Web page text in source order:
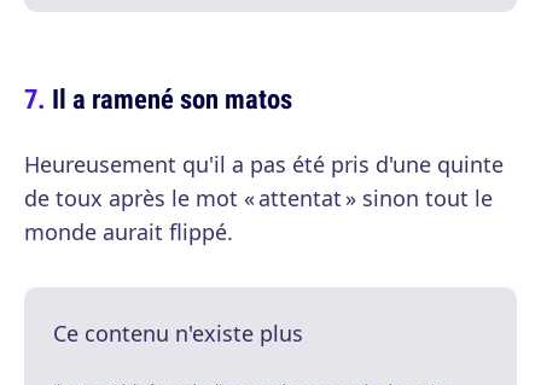
Il a ramené son matos
Heureusement qu'il a pas été pris d'une quinte
de toux après le mot « attentat » sinon tout le
monde aurait flippé.
Ce contenu n'existe plus